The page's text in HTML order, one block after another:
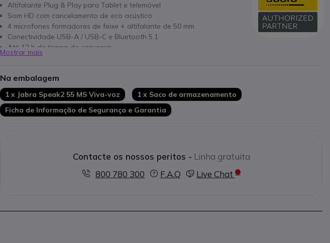
Altifalante Plug & Play para Tablet e telemóvel
Som HD com cancelamento de eco acústico
4 microfones formadores de feixe + altifalante de 50 mm
Conectividade USB-A / USB-C e Bluetooth 5.1
Até 12 h de tempo de conversa
Várias versões disponíveis
Mostrar mais
Na embalagem
1 x Jabra Speak2 55 MS Viva-voz
1 x Saco de armazenamento
Ficha de Informação de Segurança e Garantia
Contacte os nossos peritos - Linha gratuita
800 780 300
F.A.Q Live Chat